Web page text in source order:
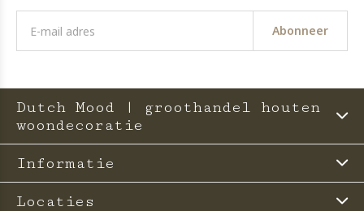
Abonneer
Dutch Mood | groothandel houten
woondecoratie
Informatie
Locaties